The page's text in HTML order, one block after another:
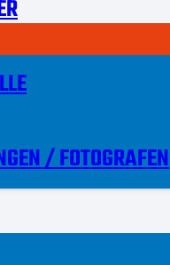
/ FOTOGRAFEN